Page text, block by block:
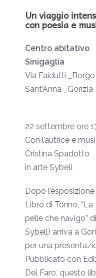
Un viaggio
con poesia e
Centro abitativo
Sinigaglia
Via Faidutti _Borgo
Sant’Anna _Gorizia
22 settembre ore
Con l’autrice e
Cristina Spadotto
in arte Sybell
Dopo
Libro di Torino, “La
pelle che navigo”
Sybell) arriva a
per una
Pubblicato con
Del Faro, questo